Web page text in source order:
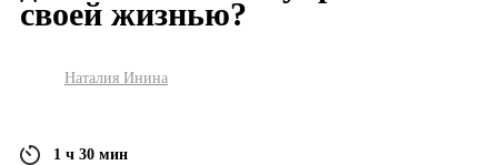
своей жизнью?
Наталия Инина
1 ч 30 мин